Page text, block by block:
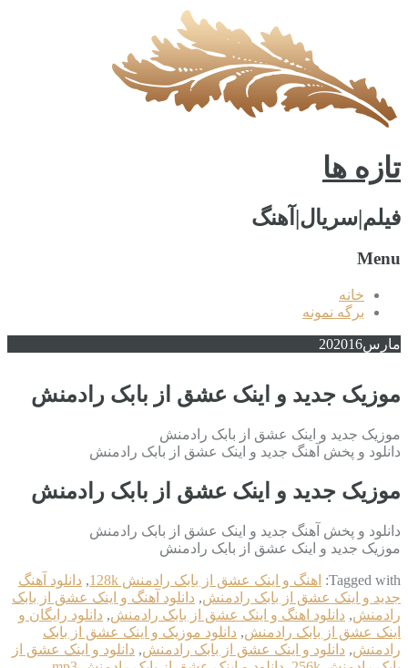
تازه ها
فیلم|سریال|آهنگ
Menu
خانه
برگه نمونه
مارس 202016
موزیک جدید و اینک عشق از بابک رادمنش
موزیک جدید و اینک عشق از بابک رادمنش
دانلود و پخش آهنگ جدید و اینک عشق از بابک رادمنش
موزیک جدید و اینک عشق از بابک رادمنش
دانلود و پخش آهنگ جدید و اینک عشق از بابک رادمنش
موزیک جدید و اینک عشق از بابک رادمنش
Tagged with: اهنگ و اینک عشق از بابک رادمنش 128k , دانلود آهنگ
جدید و اینک عشق از بابک رادمنش, دانلود آهنگ و اینک عشق از بابک
رادمنش, دانلود اهنگ و اینک عشق از بابک رادمنش, دانلود رایگان و
اینک عشق از بابک رادمنش, دانلود موزیک و اینک عشق از بابک
رادمنش, دانلود و اینک عشق از بابک رادمنش, دانلود و اینک عشق از